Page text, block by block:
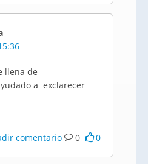
llena de
a exclarecer
comentario 0 0